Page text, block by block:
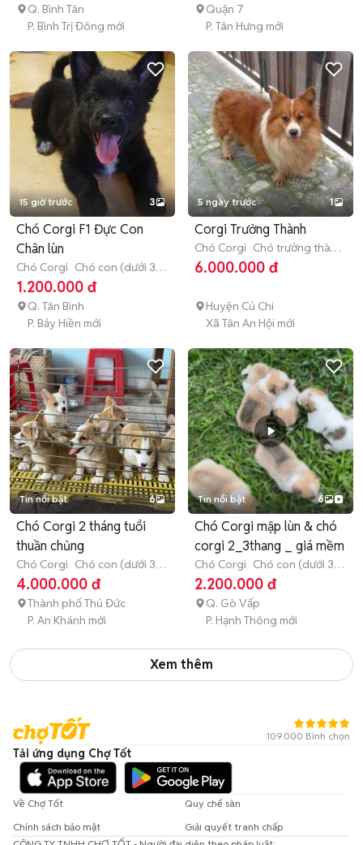
Q. Bình Tân
P. Bình Trị Đông mới
Quận 7
P. Tân Hưng mới
15 giờ trước 3
Chó Corgi F1 Đực Con
Chân lùn
Chó Corgi Chó con (dưới 3
tháng tuổi)
1.200.000 đ
Q. Tân Bình
P. Bảy Hiền mới
5 ngày trước 1
Corgi Trưởng Thành
Chó Corgi Chó trưởng thành
(hơn 1 tuổi)
6.000.000 đ
Huyện Củ Chi
Xã Tân An Hội mới
Tin nổi bật 6
Chó Corgi 2 tháng tuổi
thuần chủng
Chó Corgi Chó con (dưới 3
tháng tuổi)
4.000.000 đ
Thành phố Thủ Đức
P. An Khánh mới
Tin nổi bật 6
Chó Corgi mập lùn & chó
corgi 2_3thang _ giá mềm
Chó Corgi Chó con (dưới 3
tháng tuổi)
2.200.000 đ
Q. Gò Vấp
P. Hạnh Thông mới
Xem thêm
109.000 Bình chọn
Tải ứng dụng Chợ Tốt
Về Chợ Tốt
Quy chế sàn
Chính sách bảo mật
Giải quyết tranh chấp